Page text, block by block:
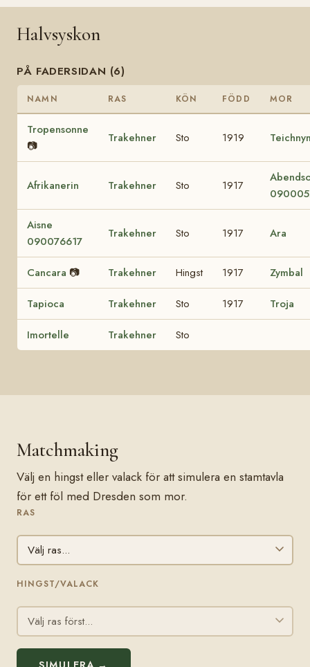
Halvsyskon
PÅ FADERSIDAN (6)
NAMN RAS KÖN FÖDD MOR
Tropensonne
📷
Trakehner Sto 1919
Afrikanerin Trakehner Sto 1917
Aisne
090076617
Trakehner Sto 1917 Ara
Cancara 📷 Trakehner Hingst 1917 Zymbal
Tapioca Trakehner Sto 1917 Troja
Imortelle Trakehner Sto
Matchmaking
Välj en hingst eller valack för att simulera en stamtavla
för ett föl med Dresden som mor.
RAS
HINGST/VALACK